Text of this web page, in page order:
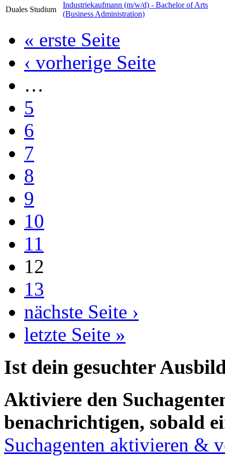
Duales Studium
Industriekaufmann (m/w/d) - Bachelor of Arts
(Business Administration)
« erste Seite
‹ vorherige Seite
…
5
6
7
8
9
10
11
12
13
nächste Seite ›
letzte Seite »
Ist dein gesuchter
Aktiviere den
benachrichtigen, sobald
Suchagenten aktivieren &